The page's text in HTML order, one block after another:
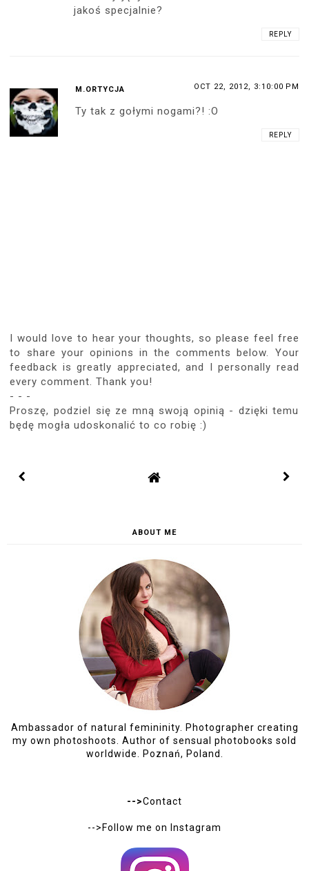
jakoś specjalnie?
REPLY
M.ORTYCJA OCT 22, 2012, 3:10:00 PM
Ty tak z gołymi nogami?! :O
REPLY
I would love to hear your thoughts, so please feel free
to share your opinions in the comments below. Your
feedback is greatly appreciated, and I personally read
every comment. Thank you!
- - -
Proszę, podziel się ze mną swoją opinią - dzięki temu
będę mogła udoskonalić to co robię :)
ABOUT ME
Ambassador of natural femininity. Photographer creating
my own photoshoots. Author of sensual photobooks sold
worldwide. Poznań, Poland.
-->Contact
-->Follow me on Instagram